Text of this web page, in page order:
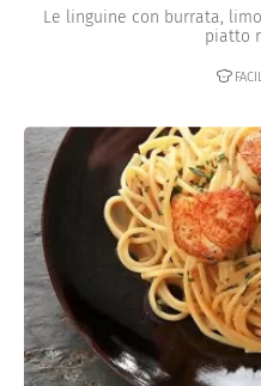
Le linguine con burrata,
piatto